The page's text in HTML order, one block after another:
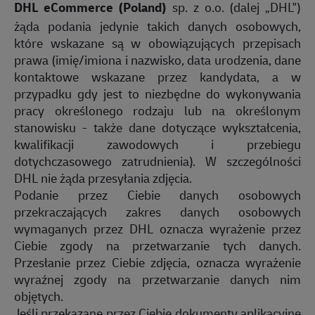
DHL eCommerce (Poland) sp. z o.o. (dalej „DHL")
żąda podania jedynie takich danych osobowych,
które wskazane są w obowiązujących przepisach
prawa (imię/imiona i nazwisko, data urodzenia, dane
kontaktowe wskazane przez kandydata, a w
przypadku gdy jest to niezbędne do wykonywania
pracy określonego rodzaju lub na określonym
stanowisku - także dane dotyczące wykształcenia,
kwalifikacji zawodowych i przebiegu
dotychczasowego zatrudnienia). W szczególności
DHL nie żąda przesyłania zdjęcia.
Podanie przez Ciebie danych osobowych
przekraczających zakres danych osobowych
wymaganych przez DHL oznacza wyrażenie przez
Ciebie zgody na przetwarzanie tych danych.
Przesłanie przez Ciebie zdjęcia, oznacza wyrażenie
wyraźnej zgody na przetwarzanie danych nim
objętych.